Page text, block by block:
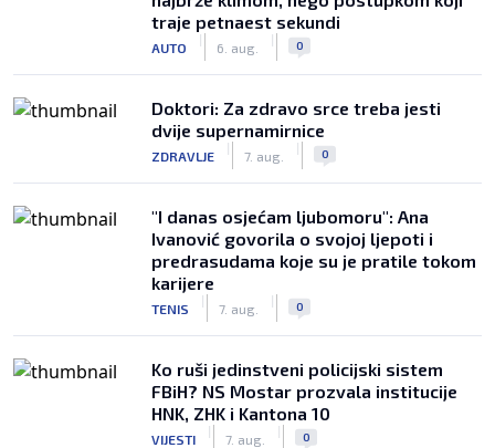
traje petnaest sekundi
AUTO
|
6. aug.
| 0
Doktori: Za zdravo srce treba jesti
dvije supernamirnice
ZDRAVLJE
|
7. aug.
| 0
"I danas osjećam ljubomoru": Ana
Ivanović govorila o svojoj ljepoti i
predrasudama koje su je pratile tokom
karijere
TENIS
|
7. aug.
| 0
Ko ruši jedinstveni policijski sistem
FBiH? NS Mostar prozvala institucije
HNK, ZHK i Kantona 10
VIJESTI
|
7. aug.
| 0